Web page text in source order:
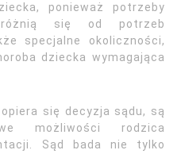
ponieważ potrzeby
różnią się od potrzeb
specjalne okoliczności,
dziecka wymagająca
się decyzja sądu, są
możliwości rodzica
Sąd bada nie tylko